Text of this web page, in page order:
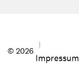
© 2026
Impressum